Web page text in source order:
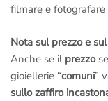
filmare e
Nota sul prezzo e
Anche se il prezzo
gioiellerie “comuni”
sullo zaffiro